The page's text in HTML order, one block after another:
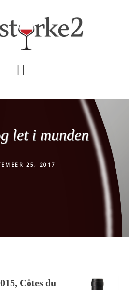
let i munden
25, 2017
Côtes du